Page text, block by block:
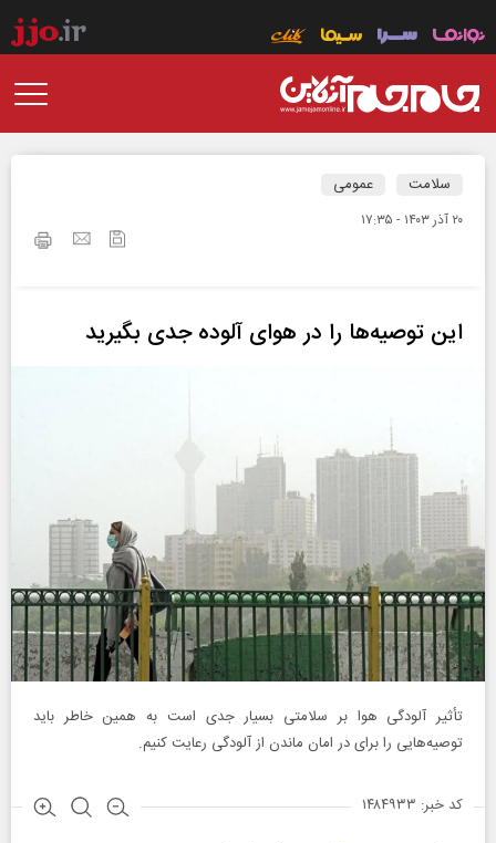
سلامت عمومی
۲۰ آذر ۱۴۰۳ - ۱۷:۳۵
این توصیه‌ها را در هوای آلوده جدی بگیرید
تأثیر آلودگی هوا بر سلامتی بسیار جدی است به همین خاطر باید
توصیه‌هایی را برای در امان ماندن از آلودگی رعایت کنیم.
کد خبر: ۱۴۸۴۹۳۳